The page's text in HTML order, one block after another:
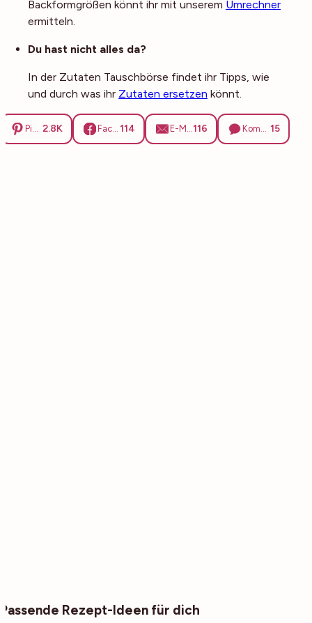
Backformgrößen könnt ihr mit unserem Umrechner
ermitteln.
Du hast nicht alles da?
In der Zutaten Tauschbörse findet ihr Tipps, wie
und durch was ihr Zutaten ersetzen könnt.
2.8K 114 116 15
Passende Rezept-Ideen für dich